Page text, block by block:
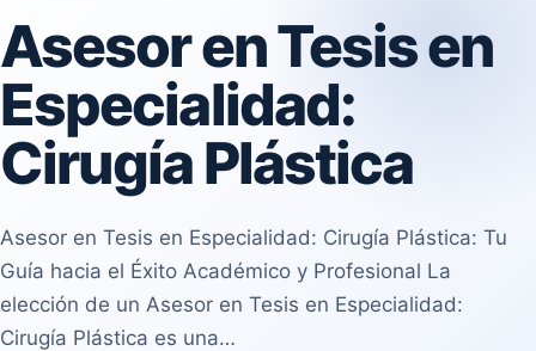
Asesor en Tesis en
Especialidad:
Cirugía Plástica
Asesor en Tesis en Especialidad: Cirugía Plástica: Tu
Guía hacia el Éxito Académico y Profesional La
elección de un Asesor en Tesis en Especialidad:
Cirugía Plástica es una…